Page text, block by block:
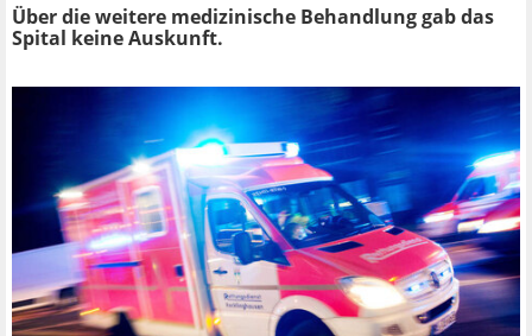
Über die weitere medizinische Behandlung gab das
Spital keine Auskunft.